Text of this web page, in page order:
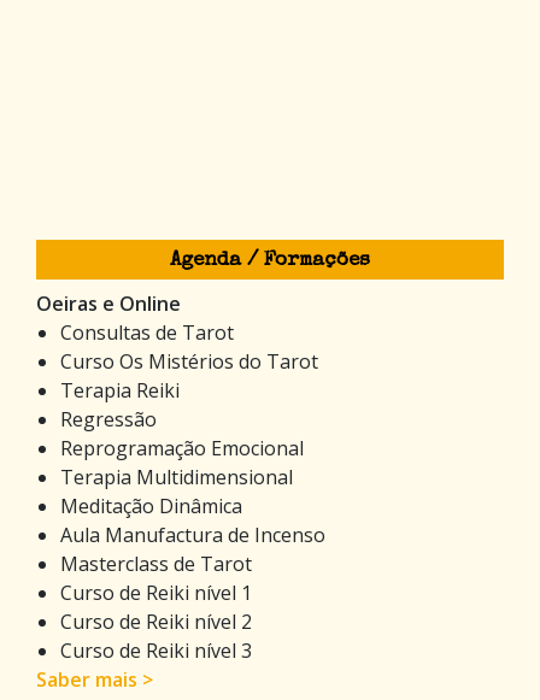
Agenda / Formações
Oeiras e Online
Consultas de Tarot
Curso Os Mistérios do Tarot
Terapia Reiki
Regressão
Reprogramação Emocional
Terapia Multidimensional
Meditação Dinâmica
Aula Manufactura de Incenso
Masterclass de Tarot
Curso de Reiki nível 1
Curso de Reiki nível 2
Curso de Reiki nível 3
Saber mais >